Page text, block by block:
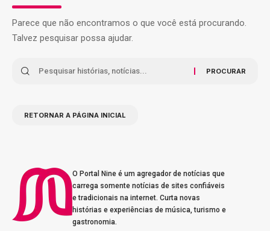
Parece que não encontramos o que você está procurando.
Talvez pesquisar possa ajudar.
RETORNAR A PÁGINA INICIAL
O Portal Nine é um agregador de notícias que
carrega somente notícias de sites confiáveis
e tradicionais na internet. Curta novas
histórias e experiências de música, turismo e
gastronomia.